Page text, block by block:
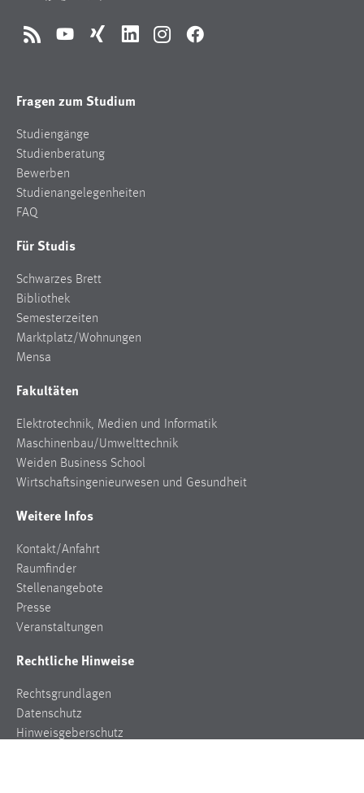
RSS YouTubeXing LinkedInInstagramFacebook
Fragen zum Studium
Studiengänge
Studienberatung
Bewerben
Studienangelegenheiten
FAQ
Für Studis
Schwarzes Brett
Bibliothek
Semesterzeiten
Marktplatz/Wohnungen
Mensa
Fakultäten
Elektrotechnik, Medien und Informatik
Maschinenbau/Umwelttechnik
Weiden Business School
Wirtschaftsingenieurwesen und Gesundheit
Weitere Infos
Kontakt/Anfahrt
Raumfinder
Stellenangebote
Presse
Veranstaltungen
Rechtliche Hinweise
Rechtsgrundlagen
Datenschutz
Hinweisgeberschutz
Name:
Dieser Cookie ist notwendig um sich an der Website
Cookie Laufzeit:
24 Stunden
Statistik Cookies erfassen Informationen anonym.
unsere Besucher unsere Website nutzen.
Matomo
Zugriffsstatistik
Cookie Laufzeit:
Max. 13 Monate
MARKETING
Marketing Cookies werden von Drittanbietern
verwendet, um personalisierte Werbung anzuzeigen.
Sie tun dies, indem sie Besucher über Websites
hinweg verfolgen.
Google Ads
Name:
_gcl_au
Anbieter: